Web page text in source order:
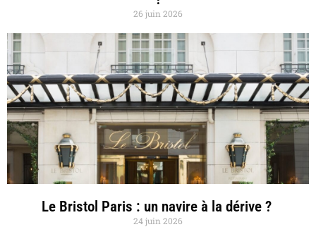
26 juin 2026
Le Bristol Paris : un navire à la dérive ?
24 juin 2026